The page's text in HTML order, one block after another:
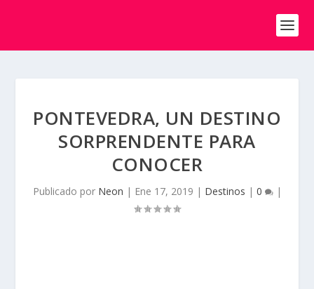
PONTEVEDRA, UN DESTINO
SORPRENDENTE PARA
CONOCER
Publicado por Neon | Ene 17, 2019 | Destinos | 0 |